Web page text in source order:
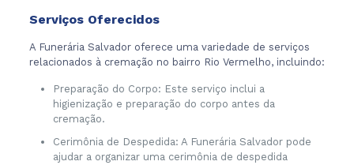
Serviços Oferecidos
A Funerária Salvador oferece uma variedade de serviços
relacionados à cremação no bairro Rio Vermelho, incluindo:
Preparação do Corpo: Este serviço inclui a
higienização e preparação do corpo antes da
cremação.
Cerimônia de Despedida: A Funerária Salvador pode
ajudar a organizar uma cerimônia de despedida